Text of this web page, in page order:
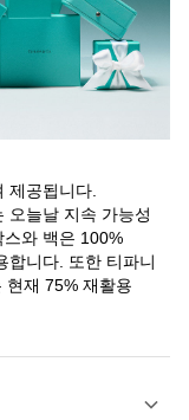
제공됩니다.
오늘날 지속 가능성
와 백은 100%
합니다. 또한 티파니
재 75% 재활용